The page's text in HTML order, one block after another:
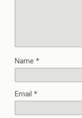
Name *
Email *